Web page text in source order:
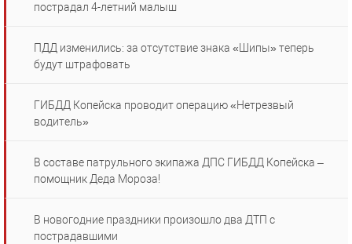
пострадал 4-летний малыш
ПДД изменились: за отсутствие знака «Шипы» теперь
будут штрафовать
ГИБДД Копейска проводит операцию «Нетрезвый
водитель»
В составе патрульного экипажа ДПС ГИБДД Копейска –
помощник Деда Мороза!
В новогодние праздники произошло два ДТП с
пострадавшими